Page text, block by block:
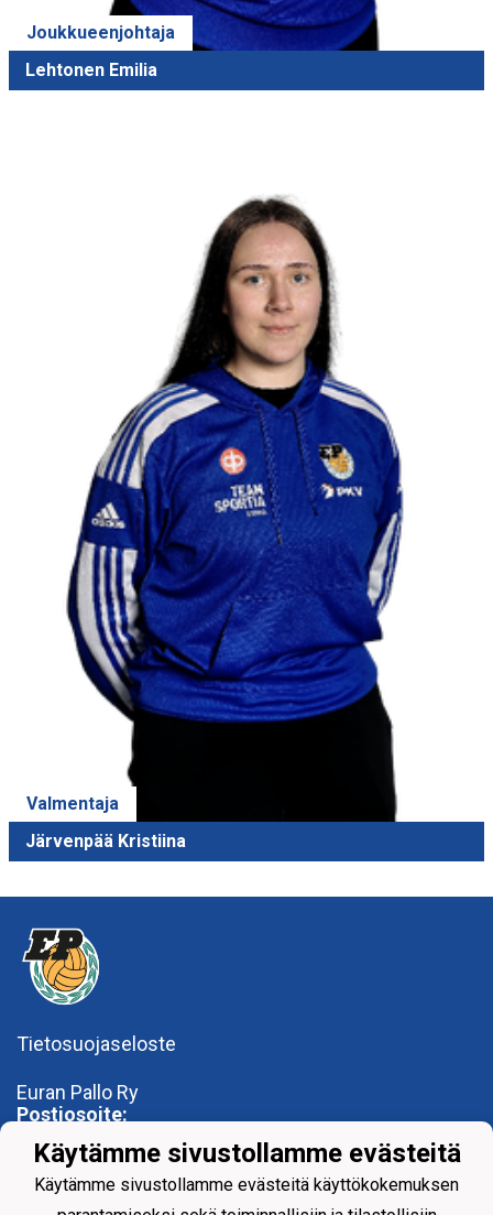
Joukkueenjohtaja
Lehtonen Emilia
Valmentaja
Järvenpää Kristiina
Tietosuojaseloste
Euran Pallo Ry
Postiosoite:
27510 Eura
Käytämme sivustollamme evästeitä
Käytämme sivustollamme evästeitä käyttökokemuksen